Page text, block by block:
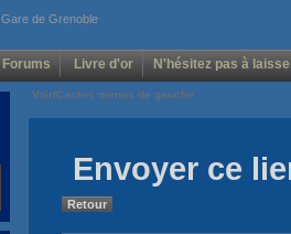
Gare de Grenoble
Forums Livre d'or N'hésitez pas à
Voir/Cacher menus de gauche
Envoyer ce
Retour